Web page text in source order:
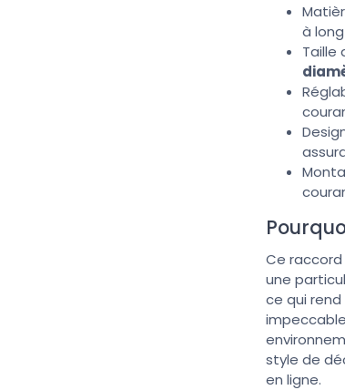
à
Taille
Ce
une
ce qui rend
style de
en ligne.